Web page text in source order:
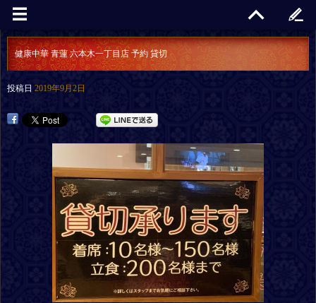
健康中華 青蓮 六本木一丁目店 予約 貸切
投稿日 2019年9月2日